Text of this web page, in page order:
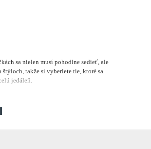
sa nielen musí pohodlne sedieť, ale
takže si vyberiete tie, ktoré sa
jedáleň.